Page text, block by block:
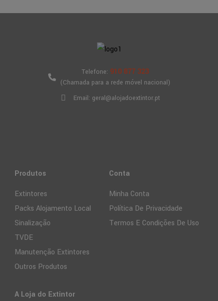
Telefone: 910 877 323
(Chamada para a rede móvel nacional)
Email: geral@alojadoextintor.pt
Produtos
Extintores
Packs Alojamento Local
Sinalização
TVDE
Manutenção Extintores
Outros Produtos
Conta
Minha Conta
Política De Privacidade
Termos E Condições De Uso
A Loja do Extintor